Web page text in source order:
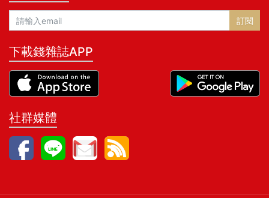
訂閱
下載錢雜誌APP
社群媒體